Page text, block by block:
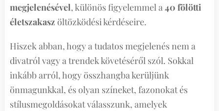
megjelenésével, különös figyelemmel a40 fölötti
életszakasz öltözködési kérdéseire.
Hiszek abban, hogy a tudatos megjelenés nem a
divatról vagy a trendek követéséről szól. Sokkal
inkább arról, hogy összhangba kerüljünk
önmagunkkal, és olyan színeket, fazonokat és
stílusmegoldásokat válasszunk, amelyek